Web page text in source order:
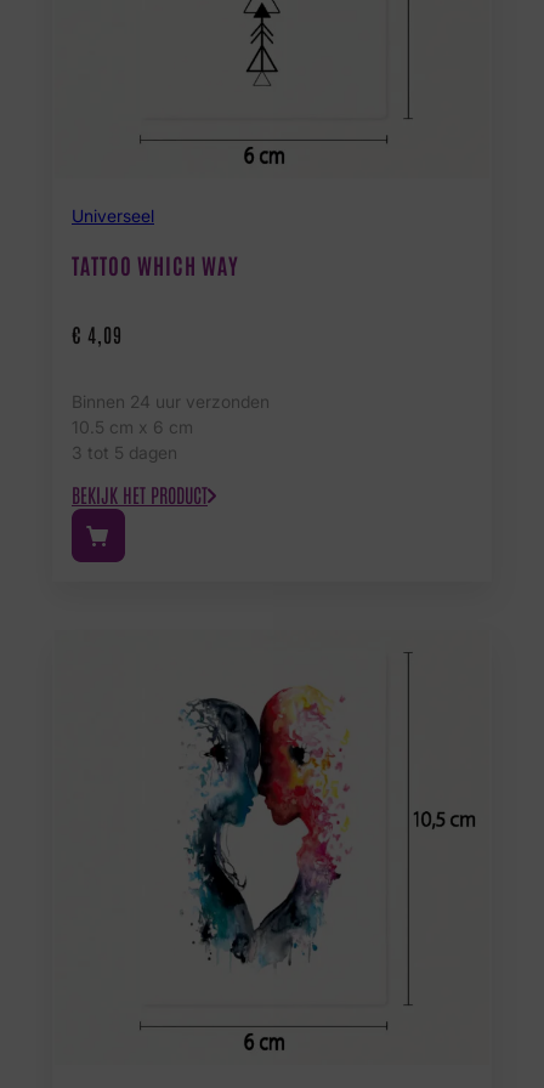
Universeel
TATTOO WHICH WAY
€ 4,09
Binnen 24 uur verzonden
10.5 cm x 6 cm
3 tot 5 dagen
BEKIJK HET PRODUCT